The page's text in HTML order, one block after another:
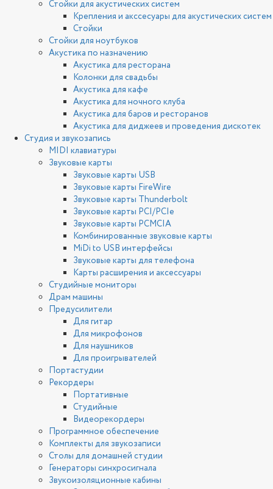
Стойки для акустических систем
Крепления и акссесуары для акустических систем
Стойки
Стойки для ноутбуков
Акустика по назначению
Акустика для ресторана
Колонки для свадьбы
Акустика для кафе
Акустика для ночного клуба
Акустика для баров и ресторанов
Акустика для диджеев и проведения дискотек
Студия и звукозапись
MIDI клавиатуры
Звуковые карты
Звуковые карты USB
Звуковые карты FireWire
Звуковые карты Thunderbolt
Звуковые карты PCI/PCIe
Звуковые карты PCMCIA
Комбинированные звуковые карты
MiDi to USB интерфейсы
Звуковые карты для телефона
Карты расширения и аксессуары
Студийные мониторы
Драм машины
Предусилители
Для гитар
Для микрофонов
Для наушников
Для проигрывателей
Портастудии
Рекордеры
Портативные
Студийные
Видеорекордеры
Программное обеспечение
Комплекты для звукозаписи
Столы для домашней студии
Генераторы синхросигнала
Звукоизоляционные кабины